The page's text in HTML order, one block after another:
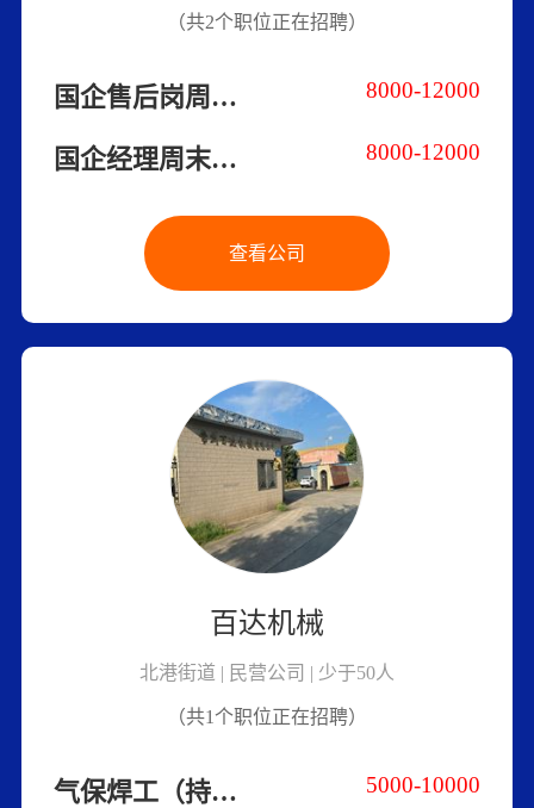
（共2个职位正在招聘）
8000-12000
国企售后岗周末双休
8000-12000
国企经理周末双休
查看公司
百达机械
北港街道 | 民营公司 | 少于50人
（共1个职位正在招聘）
5000-10000
气保焊工（持证/学徒也可/长白班）